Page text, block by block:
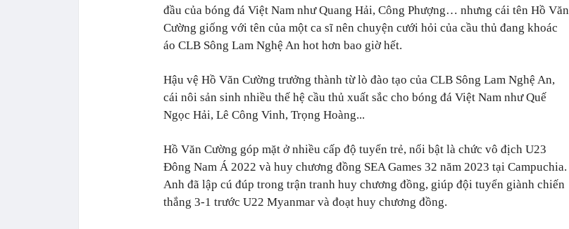
đầu của bóng đá Việt Nam như Quang Hải, Công Phượng… nhưng cái tên Hồ Văn
Cường giống với tên của một ca sĩ nên chuyện cưới hỏi của cầu thủ đang khoác
áo CLB Sông Lam Nghệ An hot hơn bao giờ hết.
Hậu vệ Hồ Văn Cường trưởng thành từ lò đào tạo của CLB Sông Lam Nghệ An,
cái nôi sản sinh nhiều thế hệ cầu thủ xuất sắc cho bóng đá Việt Nam như Quế
Ngọc Hải, Lê Công Vinh, Trọng Hoàng...
Hồ Văn Cường góp mặt ở nhiều cấp độ tuyển trẻ, nổi bật là chức vô địch U23
Đông Nam Á 2022 và huy chương đồng SEA Games 32 năm 2023 tại Campuchia.
Anh đã lập cú đúp trong trận tranh huy chương đồng, giúp đội tuyển giành chiến
thắng 3-1 trước U22 Myanmar và đoạt huy chương đồng.